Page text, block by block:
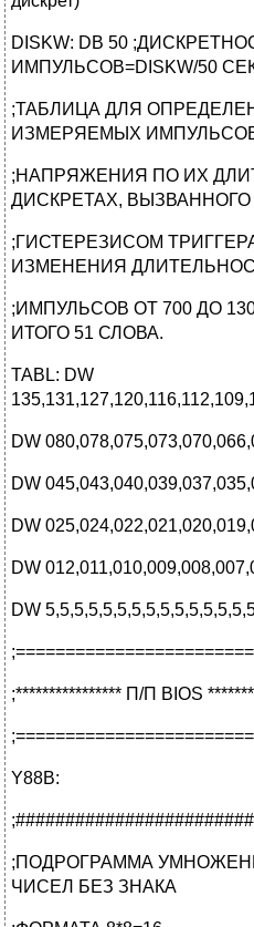
DISKW: DB 50
ИМПУЛЬСОВ=DISKW/50
;ТАБЛИЦА ДЛЯ
ИЗМЕРЯЕМЫХ
;НАПРЯЖЕНИЯ ПО ИХ
ДИСКРЕТАХ, ВЫЗВАННОГО
;ГИСТЕРЕЗИСОМ
ИЗМЕНЕНИЯ
;ИМПУЛЬСОВ ОТ 700 ДО
ИТОГО 51 СЛОВА.
TABL: DW
DW
DW
DW
DW
DW
;**************** П/П BIOS
Y88B:
;ПОДРОГРАММА
ЧИСЕЛ БЕЗ ЗНАКА